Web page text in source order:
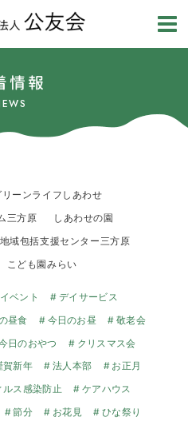
情報
ーンライフしあわせ
三方原
しあわせの園
地域包括支援センター三方原
こども園みらい
イベント
デイサービス
昼食 今日のお昼
敬老会
日のおやつ
クリスマス会
賀新年 法人本部
お正月
ルス感染防止
ケアハウス
節分 お花見
ひな祭り